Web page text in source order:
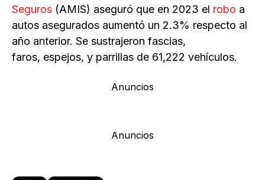
Seguros (AMIS) aseguró que en 2023 el robo a
autos asegurados aumentó un 2.3% respecto al
año anterior. Se sustrajeron fascias,
faros, espejos, y parrillas de 61,222 vehículos.
Anuncios
Anuncios